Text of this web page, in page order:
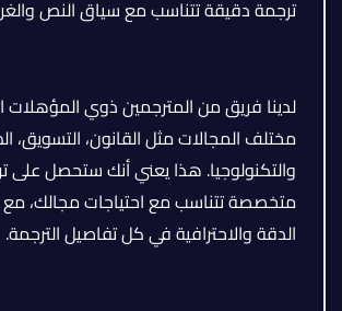
ترجمة دقيقة تتناسب مع سياق النص
لدينا فريق من المترجمين ذوي المؤهلات
مختلف المجالات مثل القانون، التسويق،
والتكنولوجيا. هذا يعني أنك ستحصل على
متخصصة تتناسب مع احتياجات مجالك،
الدقة والاحترافية في كل تفاصيل الترجمة.